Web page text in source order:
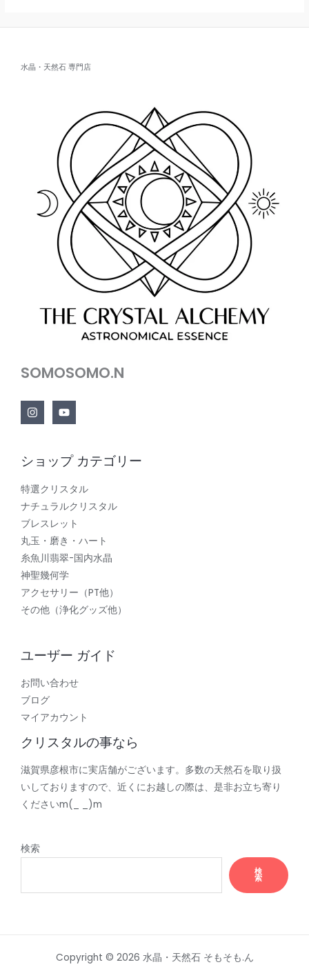
水晶・天然石 専門店
SOMOSOMO.N
ショップ カテゴリー
特選クリスタル
ナチュラルクリスタル
ブレスレット
丸玉・磨き・ハート
糸魚川翡翠-国内水晶
神聖幾何学
アクセサリー（PT他）
その他（浄化グッズ他）
ユーザー ガイド
お問い合わせ
ブログ
マイアカウント
クリスタルの事なら
滋賀県彦根市に実店舗がございます。多数の天然石を取り扱
いしておりますので、近くにお越しの際は、是非お立ち寄り
くださいm(_ _)m
検索
検
索
Copyright © 2026 水晶・天然石 そもそも.ん